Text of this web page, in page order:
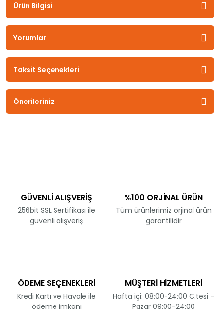
Ürün Bilgisi
Yorumlar
Taksit Seçenekleri
Önerileriniz
GÜVENLİ ALIŞVERİŞ
256bit SSL Sertifikası ile
güvenli alışveriş
%100 ORJİNAL ÜRÜN
Tüm ürünlerimiz orjinal ürün
garantilidir
ÖDEME SEÇENEKLERİ
Kredi Kartı ve Havale ile
ödeme imkanı
MÜŞTERİ HİZMETLERİ
Hafta içi: 08:00-24:00 C.tesi -
Pazar 09:00-24:00